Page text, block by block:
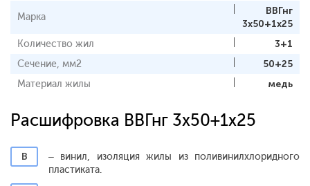
Марка
ВВГнг
3х50+1х25
Количество жил
3+1
Сечение, мм2
50+25
Материал жилы
медь
Расшифровка ВВГнг 3х50+1х25
В
– винил, изоляция жилы из поливинилхлоридного
пластиката.